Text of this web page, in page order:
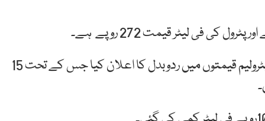
خیال رہے کہ گزشتہ روز وفاقی وزیر خزانہ اسحاق ڈار نے پیٹرولیم قیمتوں میں ردوبدل کا اعلان کیا جس کے تحت 15